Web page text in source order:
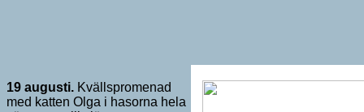
19 augusti. Kvällspromenad
med katten Olga i hasorna hela